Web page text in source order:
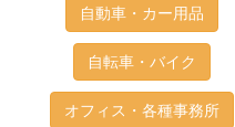
自動車・カー用品
自転車・バイク
オフィス・各種事務所